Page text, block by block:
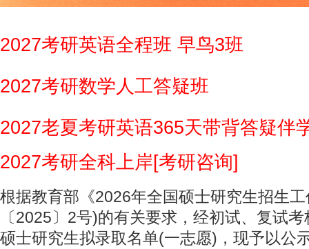
2027考研英语全程班 早鸟3班
2027考研数学人工答疑班
2027老夏考研英语365天带背答疑伴
2027考研全科上岸[考研咨询]
根据教育部《2026年全国硕士研究生招生
〔2025〕2号)的有关要求，经初试、复试
硕士研究生拟录取名单(一志愿)，现予以公